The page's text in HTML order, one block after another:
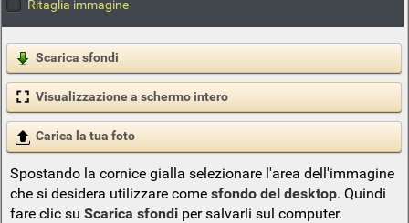
Ritaglia immagine
Scarica sfondi
Visualizzazione a schermo intero
Carica la tua foto
Spostando la cornice gialla selezionare l'area dell'immagine
che si desidera utilizzare come sfondo del desktop. Quindi
fare clic su Scarica sfondiper salvarli sul computer.